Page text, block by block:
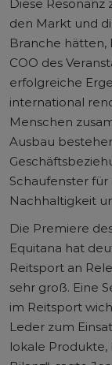
Diese
den Markt und
Branche
COO des
erfolgreiche
international
Menschen
Ausbau
Schaufenster
Nachhaltigkeit
Die Premiere
Equitana hat
Reitsport an
sehr groß. Eine
im Reitsport
Leder zum
lokale